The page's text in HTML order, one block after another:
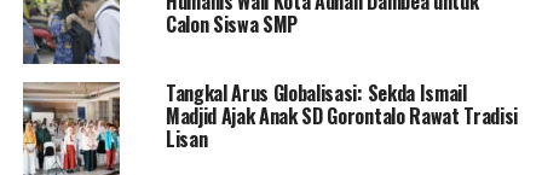
untuk memperbaiki pelanggaran, kewajiban membayar
uang paksa, hingga pencabutan izin usaha, sebagaimana
tercantum dalam Pasal 37.
Pemerintah Kota Gorontalo menilai bahwa sanksi ini
bukan sekadar ancaman, tetapi langkah nyata untuk
Calon Siswa SMP
Tangkal Arus Globalisasi: Sekda Ismail
Madjid Ajak Anak SD Gorontalo Rawat Tradisi
Lisan